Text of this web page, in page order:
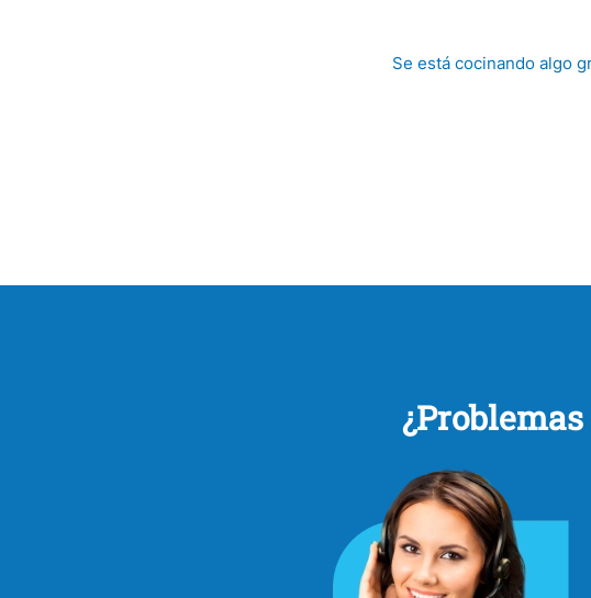
Se está cocinando algo